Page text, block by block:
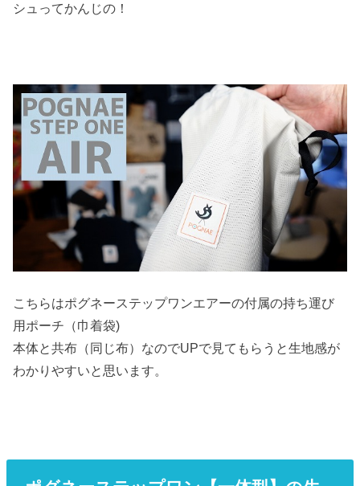
シュってかんじの！
こちらはポグネーステップワンエアーの付属の持ち運び
用ポーチ（巾着袋)
本体と共布（同じ布）なのでUPで見てもらうと生地感が
わかりやすいと思います。